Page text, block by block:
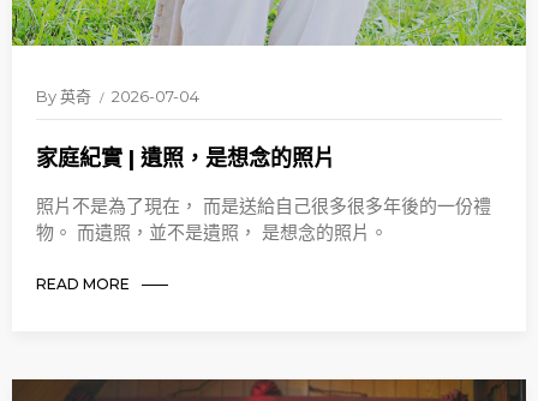
By英奇 2026-07-04
家庭紀實 | 遺照，是想念的照片
照片不是為了現在， 而是送給自己很多很多年後的一份禮
物。 而遺照，並不是遺照， 是想念的照片。
READ MORE